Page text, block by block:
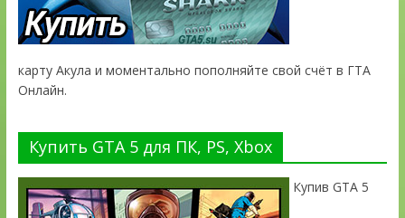
карту Акула и моментально пополняйте свой счёт в ГТА
Онлайн.
Купить GTA 5 для ПК, PS, Xbox
Купив GTA 5